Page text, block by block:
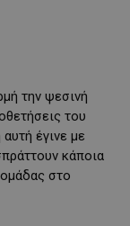
την ψεσινή
του
έγινε με
κάποια
στο